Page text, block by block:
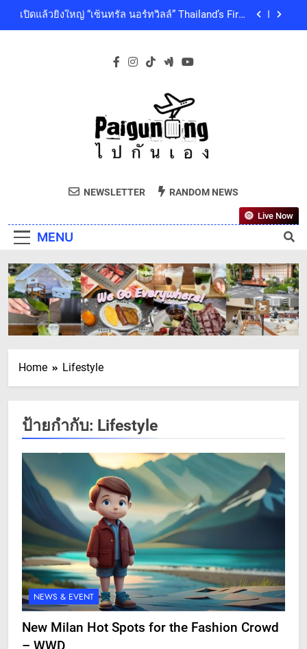
คุณภาพชีวิตของผู้คนทุกเจเนอเรชัน
เซ็นทรัลพัฒนา พร้อมด้วยบริษัทในกลุ่มเซ็นทรัล ร่วม
ธิดา เป็นล้นพ้น
โลก ด้วยเทคโนโลยีย่อยสลายทางชีวภาพ “EcoRevo”
เพื่อผู้บริโภคและสิ่งแวดล้อมที่ยั่งยืน
ดนตรีท่ามกลางธรรมชาติบรรยากาศดีที่สุดและสบาย
ที่สุด ปักหมุด 19 ธันวาคมนี้ ที่ทองสมบูรณ์คลับ เขา
เปิดแล้วยิ่งใหญ่ “เซ็นทรัล นอร์ทวิลล์” Thailand’s First
Outdoor-Inspired Indoor Shopping Centre ยกระดับ
คุณภาพชีวิตของผู้คนทุกเจเนอเรชัน
เซ็นทรัลพัฒนา พร้อมด้วยบริษัทในกลุ่มเซ็นทรัล ร่วม
ถวายความอาลัย และน้อมสำนึกในพระกรุณาธิคุณ
ของสมเด็จพระเจ้าลูกเธอ เจ้าฟ้าพัชรกิติยาภา นเรนทิ
เพื่อผู้บริโภคและสิ่งแวดล้อมที่ยั่งยืน
Paiguneng.com
NEWSLETTER RANDOM NEWS
MENU
Live Now
Home Lifestyle
ป้ายกำกับ: Lifestyle
NEWS & EVENT
New Milan Hot Spots for the Fashion Crowd
– WWD